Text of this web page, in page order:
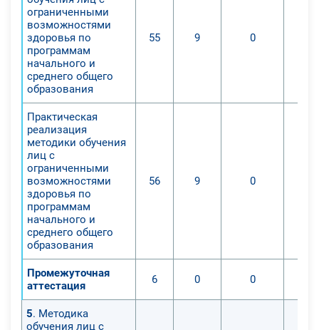
ограниченными
возможностями
здоровья по
программам
начального и
среднего общего
образования
55 9 0
Практическая
реализация
методики обучения
лиц с
ограниченными
возможностями
здоровья по
программам
начального и
среднего общего
образования
56 9 0
Промежуточная
аттестация
6 0 0
5. Методика
обучения лиц с